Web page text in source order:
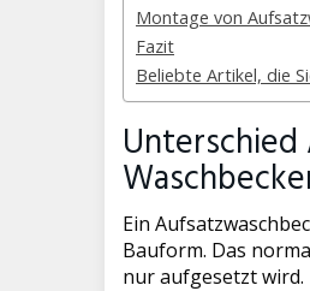
Montage von
Fazit
Beliebte Artikel, die
Unterschied
Ein
Bauform. Das
nur aufgesetzt wird.